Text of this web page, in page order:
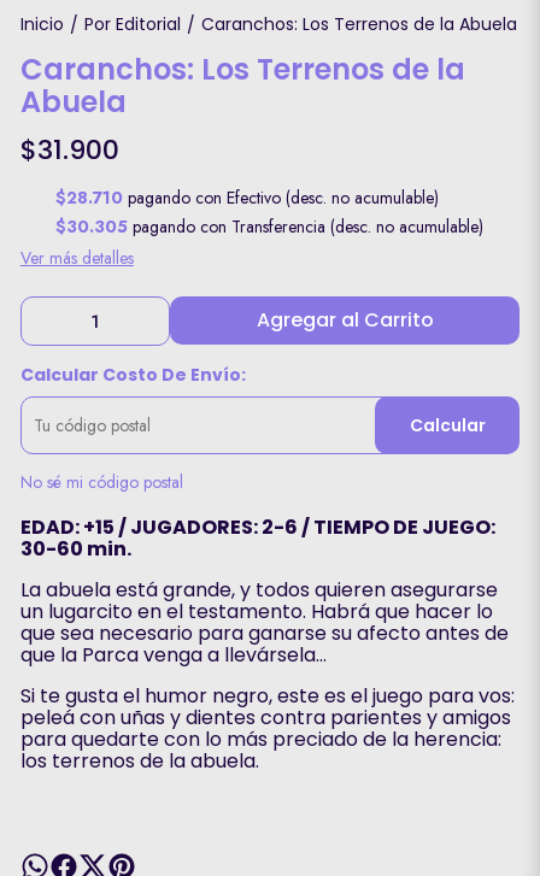
Inicio / Por Editorial / Caranchos: Los Terrenos de la Abuela
Caranchos: Los Terrenos de la
Abuela
$31.900
$28.710 pagando con Efectivo (desc. no acumulable)
$30.305 pagando con Transferencia (desc. no acumulable)
Ver más detalles
Agregar al Carrito
Calcular Costo De Envío:
Calcular
No sé mi código postal
EDAD: +15 / JUGADORES: 2-6 / TIEMPO DE JUEGO:
30-60 min.
La abuela está grande, y todos quieren asegurarse
un lugarcito en el testamento. Habrá que hacer lo
que sea necesario para ganarse su afecto antes de
que la Parca venga a llevársela…
Si te gusta el humor negro, este es el juego para vos:
peleá con uñas y dientes contra parientes y amigos
para quedarte con lo más preciado de la herencia:
los terrenos de la abuela.